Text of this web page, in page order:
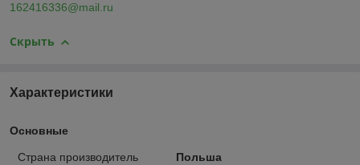
162416336@mail.ru
Скрыть
Характеристики
Основные
Страна производитель
Польша